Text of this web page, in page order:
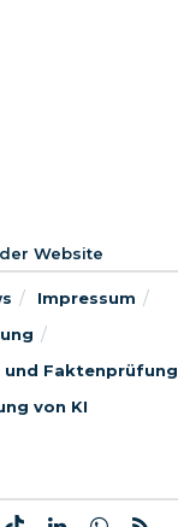
Website
Impressum
und Faktenprüfung
von KI